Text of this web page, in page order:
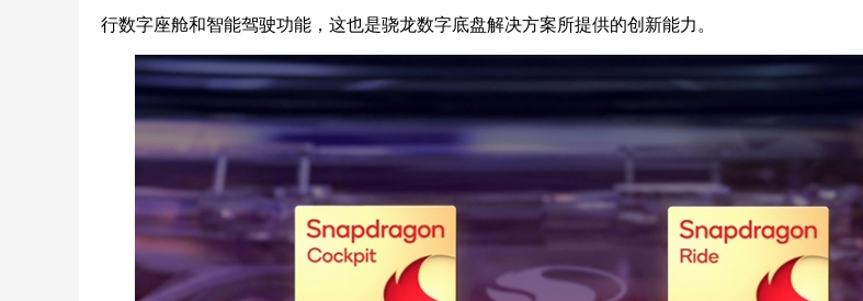
行数字座舱和智能驾驶功能，这也是骁龙数字底盘解决方案所提供的创新能力。